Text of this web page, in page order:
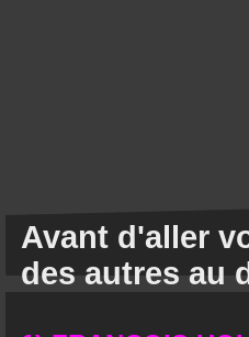
Avant d'aller
des autres au